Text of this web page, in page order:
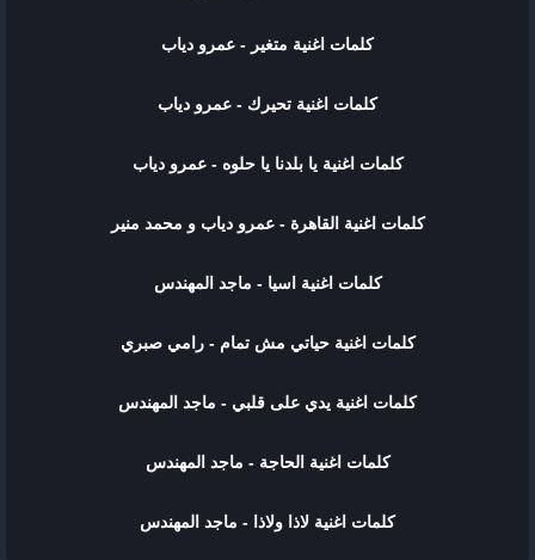
كلمات اغنية متغير - عمرو دياب
كلمات اغنية تحيرك - عمرو دياب
كلمات اغنية يا بلدنا يا حلوه - عمرو دياب
كلمات اغنية القاهرة - عمرو دياب و محمد منير
كلمات اغنية اسيا - ماجد المهندس
كلمات اغنية حياتي مش تمام - رامي صبري
كلمات اغنية يدي على قلبي - ماجد المهندس
كلمات اغنية الحاجة - ماجد المهندس
كلمات اغنية لاذا ولاذا - ماجد المهندس